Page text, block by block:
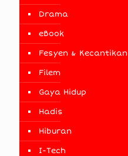
Drama
eBook
Fesyen & Kecantikan
Filem
Gaya Hidup
Hadis
Hiburan
I-Tech